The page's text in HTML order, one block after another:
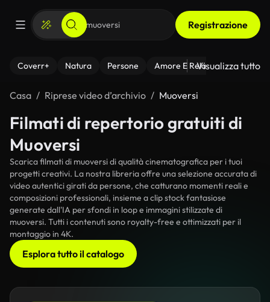
Registrazione
Coverr+ Natura Persone Amore E Relazioni Il
Visualizza tutto
Casa Riprese video d’archivio Muoversi
Filmati di repertorio gratuiti di
Muoversi
Scarica filmati di muoversi di qualità cinematografica per i tuoi
progetti creativi. La nostra libreria offre una selezione accurata di
video autentici girati da persone, che catturano momenti reali e
composizioni professionali, insieme a clip stock fantasiose
generate dall'IA per sfondi in loop e immagini stilizzate di
muoversi. Tutti i contenuti sono royalty-free e ottimizzati per il
montaggio in 4K.
Esplora tutto il catalogo